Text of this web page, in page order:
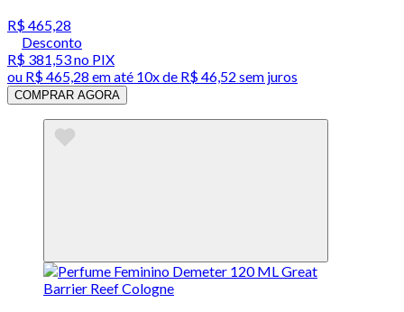
R$ 465,28
Desconto
R$ 381,53no PIX
ou R$ 465,28 em até 10x de R$ 46,52 sem juros
COMPRAR AGORA